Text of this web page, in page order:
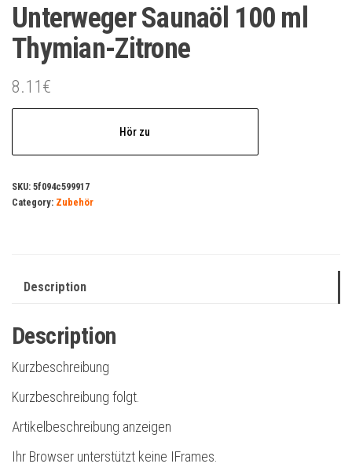
Unterweger Saunaöl 100 ml
Thymian-Zitrone
8.11€
Hör zu
SKU: 5f094c599917
Category: Zubehör
Description
Description
Kurzbeschreibung
Kurzbeschreibung folgt.
Artikelbeschreibung anzeigen
Ihr Browser unterstützt keine IFrames.